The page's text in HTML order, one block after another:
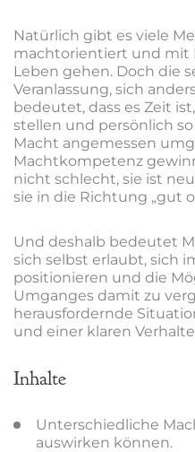
Natürlich gibt es viele
machtorientiert und mit
Leben gehen. Doch die
Veranlassung, sich
bedeutet, dass es Zeit
stellen und persönlich
Macht angemessen
Machtkompetenz
nicht schlecht, sie ist
sie in die Richtung „gut
Und deshalb bedeutet
sich selbst erlaubt, sich
positionieren und die
Umganges damit zu
herausfordernde
und einer klaren
Inhalte
Unterschiedliche
auswirken können.